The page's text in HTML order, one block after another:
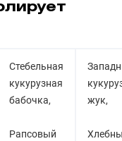
Стебельная
кукурузная
бабочка,
Рапсовый
жук,